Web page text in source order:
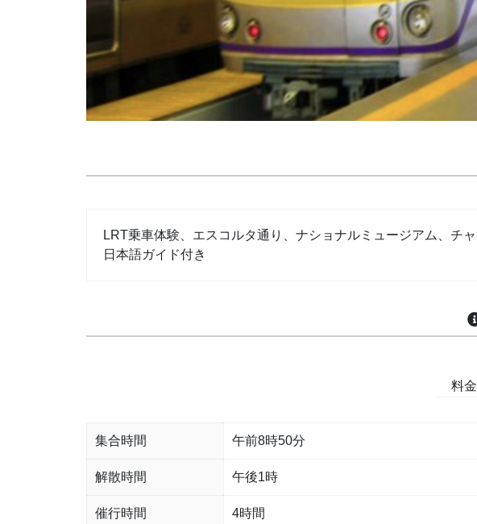
LRT乗車体験、エスコルタ通り、ナショナルミュージアム、チ
日本語ガイド付き
料金
集合時間 午前8時50分
解散時間 午後1時
催行時間 4時間